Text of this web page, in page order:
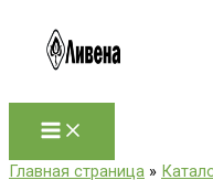
содержимому
Главная страница »